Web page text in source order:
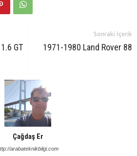
GT
Sonraki İçerik
1971-1980 Land Rover 88
Çağdaş Er
arabateknikbilgi.com